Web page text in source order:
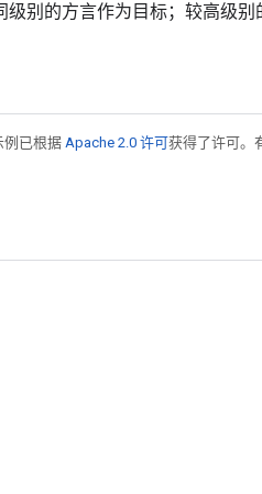
别的方言作为目标；较高级别
例已根据 Apache 2.0 许可获得了许可。